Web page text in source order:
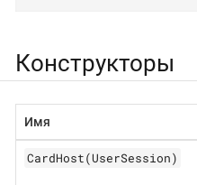
Конструкторы
Имя
CardHost(UserSession)